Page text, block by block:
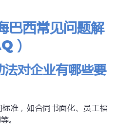
巴西常见问题解
）
法对企业有哪些要
标准，如合同书面化、员工福
。